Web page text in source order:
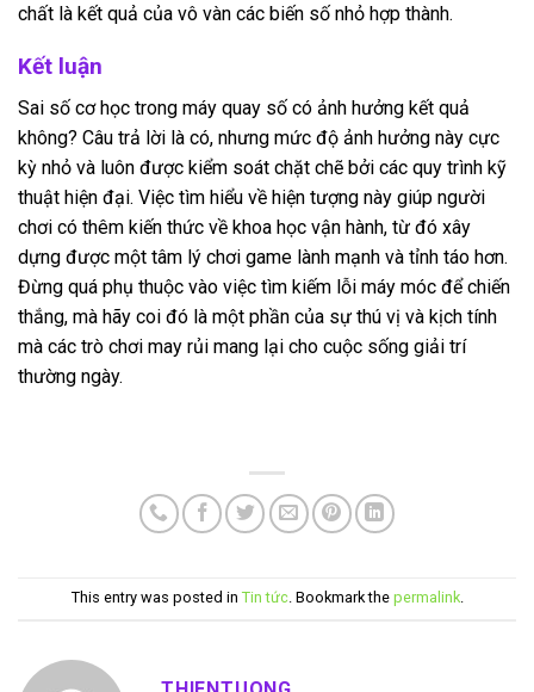
chất là kết quả của vô vàn các biến số nhỏ hợp thành.
Kết luận
Sai số cơ học trong máy quay số có ảnh hưởng kết quả
không? Câu trả lời là có, nhưng mức độ ảnh hưởng này cực
kỳ nhỏ và luôn được kiểm soát chặt chẽ bởi các quy trình kỹ
thuật hiện đại. Việc tìm hiểu về hiện tượng này giúp người
chơi có thêm kiến thức về khoa học vận hành, từ đó xây
dựng được một tâm lý chơi game lành mạnh và tỉnh táo hơn.
Đừng quá phụ thuộc vào việc tìm kiếm lỗi máy móc để chiến
thắng, mà hãy coi đó là một phần của sự thú vị và kịch tính
mà các trò chơi may rủi mang lại cho cuộc sống giải trí
thường ngày.
This entry was posted in Tin tức. Bookmark the permalink.